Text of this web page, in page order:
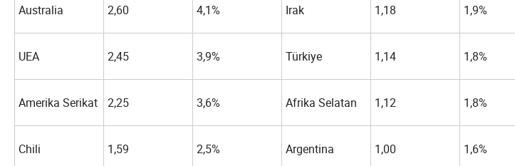
Australia 2,60 4,1% Irak 1,18 1,9%
UEA 2,45 3,9% Türkiye 1,14 1,8%
Amerika Serikat 2,25 3,6% Afrika Selatan 1,12 1,8%
Chili 1,59 2,5% Argentina 1,00 1,6%